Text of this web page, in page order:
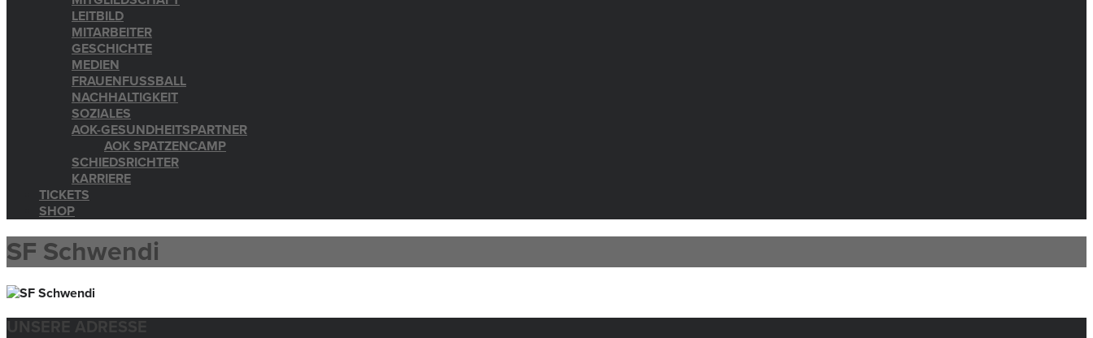
LEITBILD
MITARBEITER
GESCHICHTE
MEDIEN
FRAUENFUSSBALL
NACHHALTIGKEIT
SOZIALES
AOK-GESUNDHEITSPARTNER
AOK SPATZENCAMP
SCHIEDSRICHTER
KARRIERE
TICKETS
SHOP
SF Schwendi
UNSERE ADRESSE